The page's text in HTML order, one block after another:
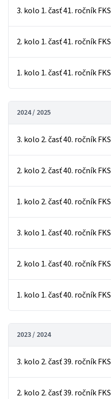
3. kolo 1. časť 41. ročník FKS
2. kolo 1. časť 41. ročník FKS
1. kolo 1. časť 41. ročník FKS
2024 / 2025
3. kolo 2. časť 40. ročník FKS
2. kolo 2. časť 40. ročník FKS
1. kolo 2. časť 40. ročník FKS
3. kolo 1. časť 40. ročník FKS
2. kolo 1. časť 40. ročník FKS
1. kolo 1. časť 40. ročník FKS
2023 / 2024
3. kolo 2. časť 39. ročník FKS
2. kolo 2. časť 39. ročník FKS